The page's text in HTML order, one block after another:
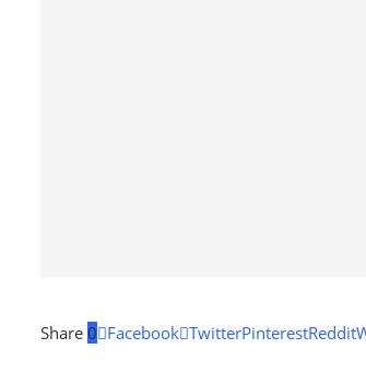
Share 0 Facebook TwitterPinterestReddit